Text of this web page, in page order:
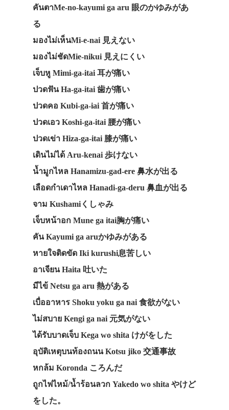
คันตาMe-no-kayumi ga aru 眼のかゆみがあ
る
มองไม่เห็นMi-e-nai 見えない
มองไม่ชัดMie-nikui 見えにくい
เจ็บหู Mimi-ga-itai 耳が痛い
ปวดฟัน Ha-ga-itai 歯が痛い
ปวดคอ Kubi-ga-iai 首が痛い
ปวดเอว Koshi-ga-itai 腰が痛い
ปวดเข่า Hiza-ga-itai 膝が痛い
เดินไม่ได้ Aru-kenai 歩けない
น้ำมูกไหล Hanamizu-gad-ere 鼻水が出る
เลือดกำเดาไหล Hanadi-ga-deru 鼻血が出る
จาม Kushamiくしゃみ
เจ็บหน้าอก Mune ga itai胸が痛い
คัน Kayumi ga aruかゆみがある
หายใจติดขัด Iki kurushi息苦しい
อาเจียน Haita 吐いた
มีไข้ Netsu ga aru 熱がある
เบื่ออาหาร Shoku yoku ga nai 食欲がない
ไม่สบาย Kengi ga nai 元気がない
ได้รับบาดเจ็บ Kega wo shita けがをした
อุบัติเหตุบนท้องถนน Kotsu jiko 交通事故
หกล้ม Koronda ころんだ
ถูกไฟไหม้/น้ำร้อนลวก Yakedo wo shita やけど
をした。